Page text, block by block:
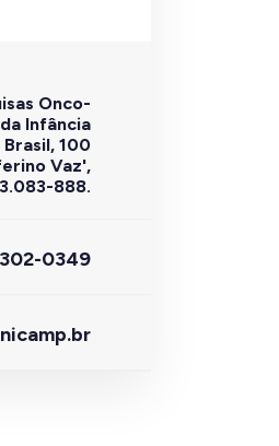
Onco-
Infância
100
Vaz',
888.
0349